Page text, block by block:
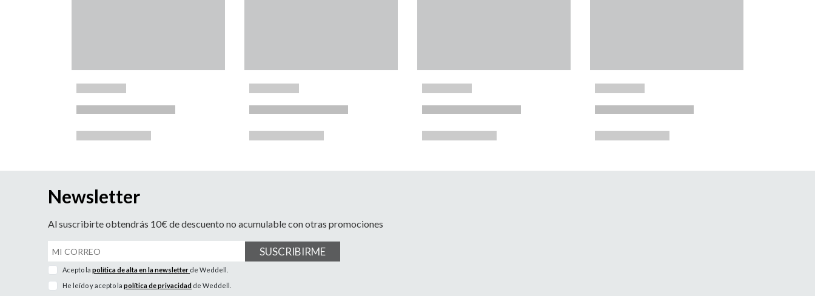
Newsletter
Al suscribirte obtendrás 10€ de descuento no acumulable con otras promociones
SUSCRIBIRME
Acepto lapolítica de alta en la newsletter de Weddell.
He leído y acepto lapolítica de privacidad de Weddell.